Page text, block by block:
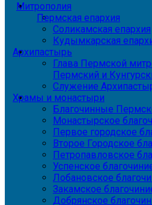
Митрополия
Пермская епархия
Соликамская епархия
Кудымкарская
Архипастырь
Глава Пермской
Пермский и
Служение
Храмы и монастыри
Благочинные
Монастырское
Первое городское
Второе Городское
Петропавловское
Успенское
Лобановское
Закамское
Добрянское